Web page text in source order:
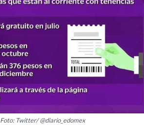
Foto: Twitter/ @diario_edomex